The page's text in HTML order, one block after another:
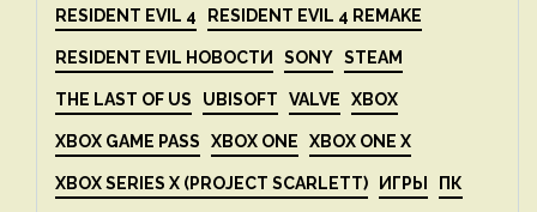
RESIDENT EVIL 4 RESIDENT EVIL 4 REMAKE
RESIDENT EVIL НОВОСТИ SONY STEAM
THE LAST OF US UBISOFT VALVE XBOX
XBOX GAME PASS XBOX ONE XBOX ONE X
XBOX SERIES X (PROJECT SCARLETT) ИГРЫ ПК